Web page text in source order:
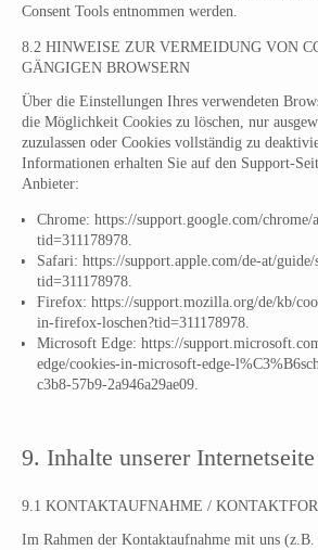
Consent Tools entnommen werden.
8.2 HINWEISE ZUR VERMEIDUNG VON
GÄNGIGEN BROWSERN
Über die Einstellungen Ihres verwendeten
die Möglichkeit Cookies zu löschen, nur
zuzulassen oder Cookies vollständig zu
Informationen erhalten Sie auf den Support-
Anbieter:
Chrome: https://support.google.com/chrome/
tid=311178978.
Safari: https://support.apple.com/de-at/
tid=311178978.
Firefox: https://support.mozilla.org/de/kb/
in-firefox-loschen?tid=311178978.
Microsoft Edge: https://
edge/cookies-in-microsoft-edge-
c3b8-57b9-2a946a29ae09.
9. Inhalte unserer Internetseite
9.1 KONTAKTAUFNAHME /
Im Rahmen der Kontaktaufnahme mit uns